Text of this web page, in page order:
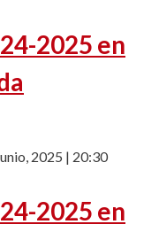
2025 en
2025 | 20:30
2025 en